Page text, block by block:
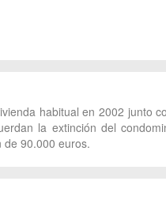
habitual en 2002 junto
la extinción del
90.000 euros.